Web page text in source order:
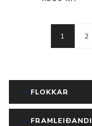
1 2
FLOKKAR
FRAMLEIÐANDI